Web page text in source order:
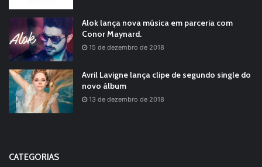
Alok lança nova música em parceria com
Conor Maynard.
15 de dezembro de 2018
Avril Lavigne lança clipe de segundo single do
novo álbum
13 de dezembro de 2018
CATEGORIAS